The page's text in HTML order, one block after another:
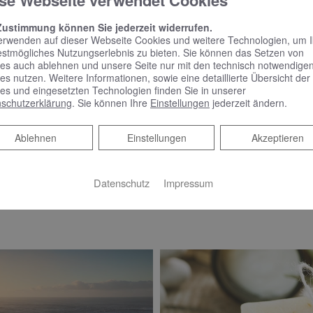
COSMO Wien Bad- und Designheizkörper, 175,3 x 60 cm,
Sortimentsänderungen
können Sie jederzeit widerrufen.
auf dieser Webseite Cookies und weitere Technologien, um
Nutzungserlebnis zu bieten. Sie können das Setzen von
auch ablehnen und unsere Seite nur mit den technisch notwendigen
nutzen. Weitere Informationen, sowie eine detaillierte Übersicht der
und eingesetzten Technologien finden Sie in unserer
. Sie können Ihre Einstellungen jederzeit ändern.
Akzeptieren
Einstellungen
Ablehnen
Ablehnen
Datenschutz Impressum